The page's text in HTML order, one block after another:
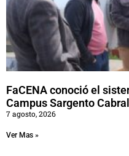
FaCENA conoció el
Campus Sargento
7 agosto, 2026
Ver Mas »